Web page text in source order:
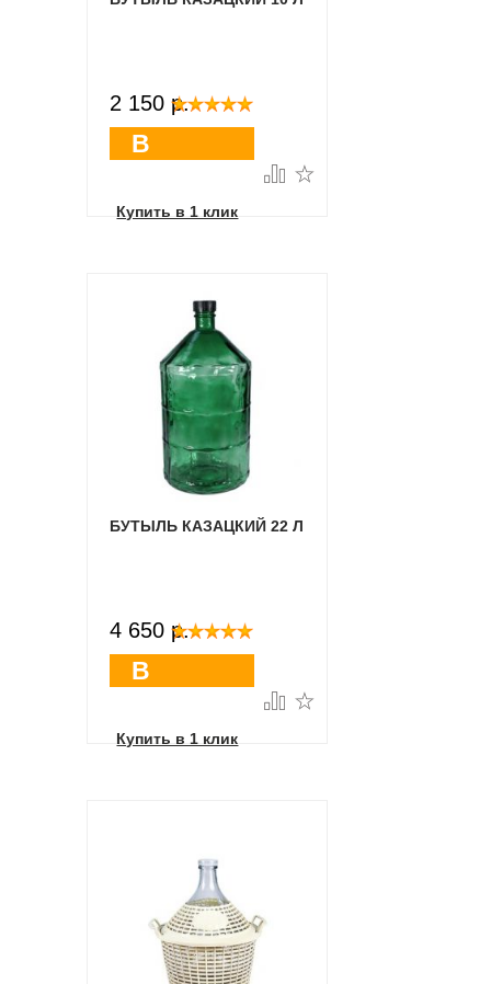
2 150 p.
В
Купить в 1 клик
БУТЫЛЬ КАЗАЦКИЙ 22 Л
4 650 p.
В
Купить в 1 клик